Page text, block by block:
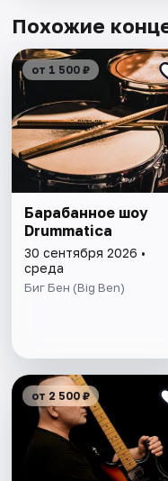
Похожие
от 1 500 ₽
Барабанное шоу
Drummaticа
30 сентября 2026 •
среда
Биг Бен (Big Ben)
от 2 500 ₽